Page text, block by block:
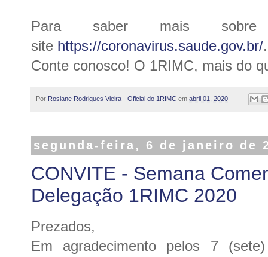
Para saber mais
site https://coronavirus.saude.gov.br/.
Conte conosco! O 1RIMC, mais do
Por Rosiane Rodrigues Vieira - Oficial do 1RIMC em abril 01, 2020
segunda-feira, 6 de janeiro de
CONVITE - Semana
Delegação 1RIMC 2020
Prezados,
Em agradecimento pelos 7